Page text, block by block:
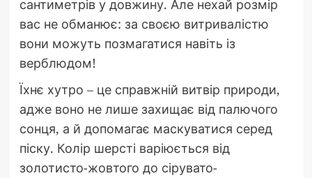
сантиметрів у довжину. Але нехай розмір
вас не обманює: за своєю витривалістю
вони можуть позмагатися навіть із
верблюдом!
Їхнє хутро – це справжній витвір природи,
адже воно не лише захищає від палючого
сонця, а й допомагає маскуватися серед
піску. Колір шерсті варіюється від
золотисто-жовтого до сірувато-